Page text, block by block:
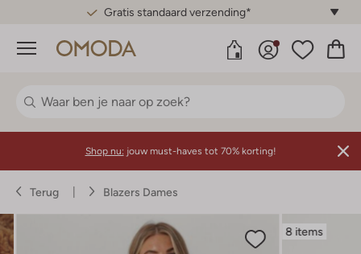
Gratis standaard verzending*
Menu
Shop nu: jouw must-haves tot 70% korting!
Terug Blazers Dames
8 items